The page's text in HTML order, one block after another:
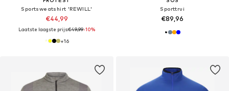
Sportsweatshirt 'REWILL'
€44,99
Laatste laagste prijs:€49,99-10%
+16
Sporttrui
€89,96